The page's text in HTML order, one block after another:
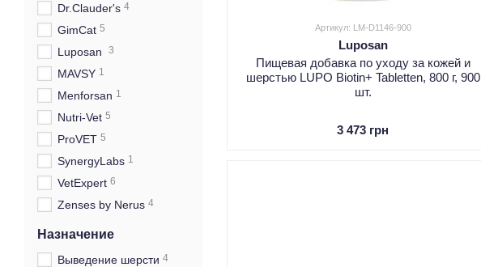
Артикул: LM-D1146-900
Luposan
Пищевая добавка по уходу за кожей и
шерстью LUPO Biotin+ Tabletten, 800 г, 900
шт.
3 473 грн
Dr.Clauder's 4
GimCat 5
Luposan 3
MAVSY 1
Menforsan 1
Nutri-Vet 5
ProVET 5
SynergyLabs 1
VetExpert 6
Zenses by Nerus 4
Назначение
Выведение шерсти 4